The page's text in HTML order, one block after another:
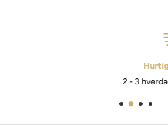
Hurtig levering
2 - 3 hverdage på